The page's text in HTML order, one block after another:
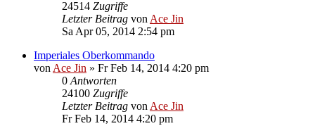
24514 Zugriffe
Letzter Beitrag von Ace Jin
Sa Apr 05, 2014 2:54 pm
Imperiales Oberkommando
von Ace Jin » Fr Feb 14, 2014 4:20 pm
0 Antworten
24100 Zugriffe
Letzter Beitrag von Ace Jin
Fr Feb 14, 2014 4:20 pm